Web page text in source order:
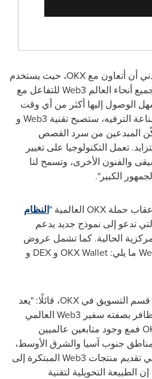
أن أتعاون مع OKX، حيث يستخدم
أنحاء العالم Web3 للتفاعل مع
الوصول إليها أكثر من أي وقت
الترفيه، ستصبح تقنية Web3 و
المبدعين من سرد القصص
تعمل التكنولوجيا على تغيير
والفنون الأخرى، وتسمح لنا
الكبير".
حملة OKX العالمية "النظام
تدعو إلى نموذج جديد يدعم
الحالية. كما تشمل عروض
ما يلي: OKX Wallet و DEX و
قسم التسويق في OKX، قائلًا: "يعد
بصفته سفير Web3 العالمي
فمع وجود متابعين عالميين
جنوب آسيا والشرق الأوسط،
تقديم منتجات Web3 المبتكرة إلى
التحويلية لتقنية